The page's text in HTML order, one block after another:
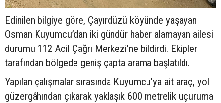
Edinilen bilgiye göre, Çayırdüzü köyünde yaşayan
Osman Kuyumcu’dan iki gündür haber alamayan ailesi
durumu 112 Acil Çağrı Merkezi’ne bildirdi. Ekipler
tarafından bölgede geniş çapta arama başlatıldı.
Yapılan çalışmalar sırasında Kuyumcu’ya ait araç, yol
güzergâhından çıkarak yaklaşık 600 metrelik uçuruma